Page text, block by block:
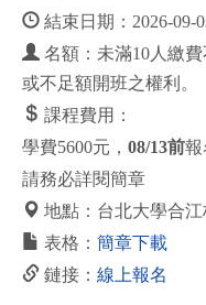
結束日期：2026-09-
名額：未滿10人繳
或不足額開班之權利。
課程費用：
學費5600元， 08/13前報
請務必詳閱簡章
地點：台北大學合江
表格： 簡章下載
鏈接： 線上報名